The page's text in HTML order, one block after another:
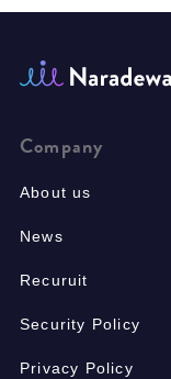
Company
About us
News
Recuruit
Security Policy
Privacy Policy